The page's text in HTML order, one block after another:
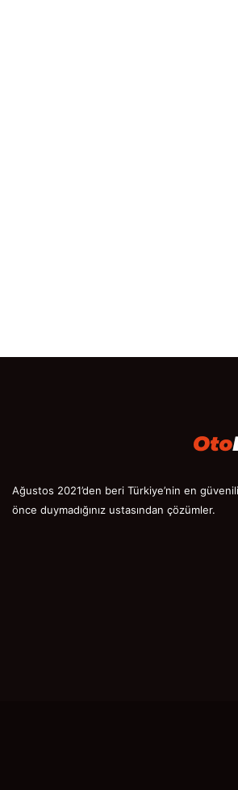
Ağustos 2021’den beri Türkiye’nin en
önce duymadığınız ustasından çözümler.